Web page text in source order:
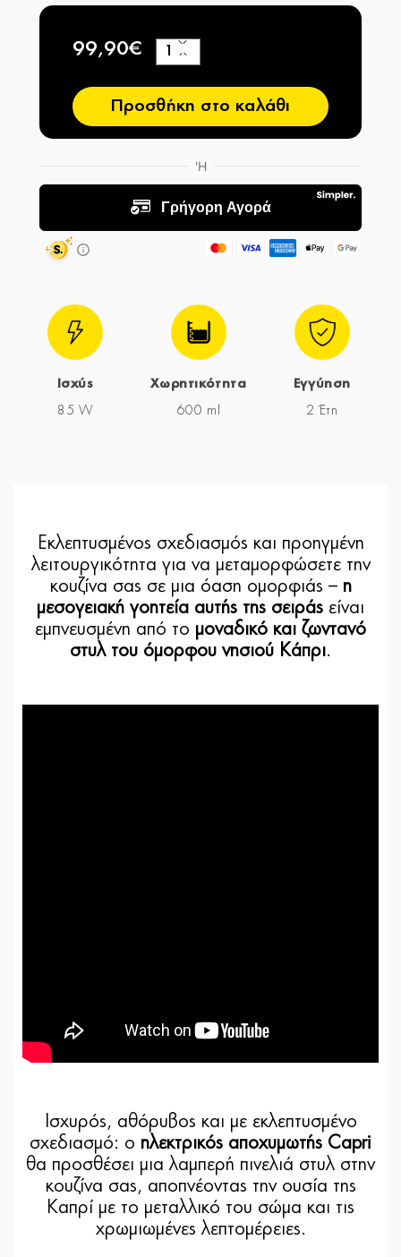
99,90€
−
+
Προσθήκη στο καλάθι
Ισχύς
85 W
Χωρητικότητα
600 ml
Εγγύηση
2 Έτη
Εκλεπτυσμένος σχεδιασμός και προηγμένη
λειτουργικότητα για να μεταμορφώσετε την
κουζίνα σας σε μια όαση ομορφιάς – η
μεσογειακή γοητεία αυτής της σειράς είναι
εμπνευσμένη από το μοναδικό και ζωντανό
στυλ του όμορφου νησιού Κάπρι.
Ισχυρός, αθόρυβος και με εκλεπτυσμένο
σχεδιασμό: ο ηλεκτρικός αποχυμωτής Capri
θα προσθέσει μια λαμπερή πινελιά στυλ στην
κουζίνα σας, αποπνέοντας την ουσία της
Καπρί με το μεταλλικό του σώμα και τις
χρωμιωμένες λεπτομέρειες.